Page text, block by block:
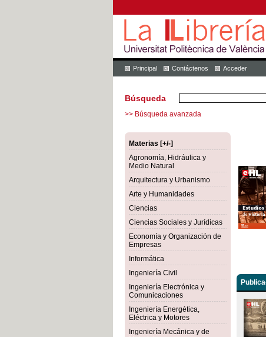
Principal Contáctenos Acceder
Búsqueda
>> Búsqueda avanzada
Materias [+/-]
Agronomía, Hidráulica y
Medio Natural
Arquitectura y Urbanismo
Arte y Humanidades
Ciencias
Ciencias Sociales y Jurídicas
Economía y Organización de
Empresas
Informática
Ingeniería Civil
Ingeniería Electrónica y
Comunicaciones
Ingeniería Energética,
Eléctrica y Motores
Ingeniería Mecánica y de